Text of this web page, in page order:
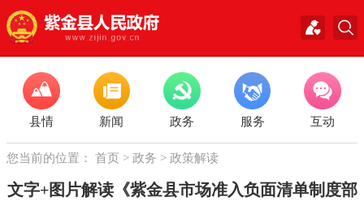
县情 新闻 政务 服务 互动
您当前的位置： 首页 > 政务 > 政策解读
文字+图片解读《紫金县市场准入负面清单制度部